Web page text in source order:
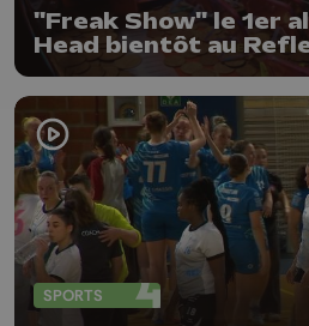
"Freak Show" le 1er
Head bientôt au
SPORTS